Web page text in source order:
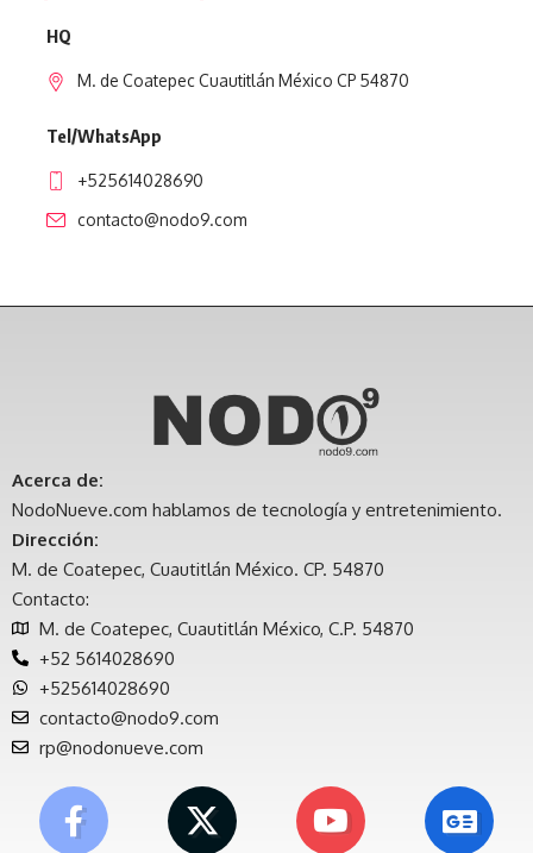
HQ
M. de Coatepec Cuautitlán México CP 54870
Tel/WhatsApp
+525614028690
contacto@nodo9.com
Acerca de:
NodoNueve.com hablamos de tecnología y entretenimiento.
Dirección:
M. de Coatepec, Cuautitlán México. CP. 54870
Contacto:
M. de Coatepec, Cuautitlán México, C.P. 54870
+52 5614028690
+525614028690
contacto@nodo9.com
rp@nodonueve.com